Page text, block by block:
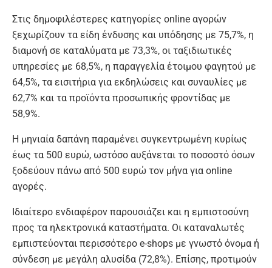
Στις δημοφιλέστερες κατηγορίες online αγορών
ξεχωρίζουν τα είδη ένδυσης και υπόδησης με 75,7%, η
διαμονή σε καταλύματα με 73,3%, οι ταξιδιωτικές
υπηρεσίες με 68,5%, η παραγγελία έτοιμου φαγητού με
64,5%, τα εισιτήρια για εκδηλώσεις και συναυλίες με
62,7% και τα προϊόντα προσωπικής φροντίδας με
58,9%.
Η μηνιαία δαπάνη παραμένει συγκεντρωμένη κυρίως
έως τα 500 ευρώ, ωστόσο αυξάνεται το ποσοστό όσων
ξοδεύουν πάνω από 500 ευρώ τον μήνα για online
αγορές.
Ιδιαίτερο ενδιαφέρον παρουσιάζει και η εμπιστοσύνη
προς τα ηλεκτρονικά καταστήματα. Οι καταναλωτές
εμπιστεύονται περισσότερο e-shops με γνωστό όνομα ή
σύνδεση με μεγάλη αλυσίδα (72,8%). Επίσης, προτιμούν